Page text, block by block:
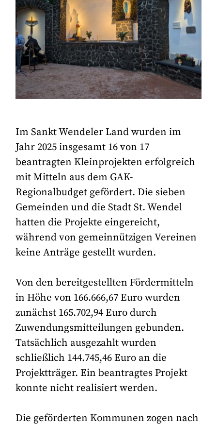
Im Sankt Wendeler Land wurden im
Jahr 2025 insgesamt 16 von 17
beantragten Kleinprojekten erfolgreich
mit Mitteln aus dem GAK-
Regionalbudget gefördert. Die sieben
Gemeinden und die Stadt St. Wendel
hatten die Projekte eingereicht,
während von gemeinnützigen Vereinen
keine Anträge gestellt wurden.
Von den bereitgestellten Fördermitteln
in Höhe von 166.666,67 Euro wurden
zunächst 165.702,94 Euro durch
Zuwendungsmitteilungen gebunden.
Tatsächlich ausgezahlt wurden
schließlich 144.745,46 Euro an die
Projektträger. Ein beantragtes Projekt
konnte nicht realisiert werden.
Die geförderten Kommunen zogen nach